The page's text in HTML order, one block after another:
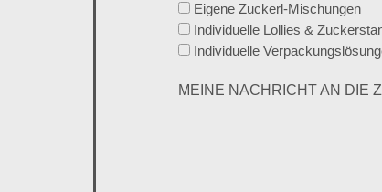
Eigene Zuckerl-Mischungen
Individuelle Lollies &
Individuelle
MEINE NACHRICHT AN DIE